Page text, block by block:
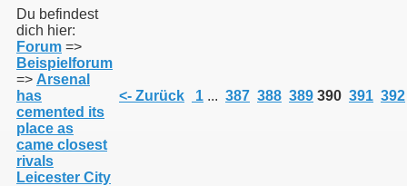
Du befindest
dich hier:
Forum =>
Beispielforum
=> Arsenal
has
cemented its
place as
came closest
rivals
Leicester City
<- Zurück 1 ... 387 388 389 390 391 392